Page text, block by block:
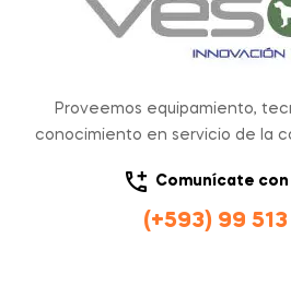
Proveemos equipamiento,
conocimiento en servicio de la
Comunícate
(+593) 99